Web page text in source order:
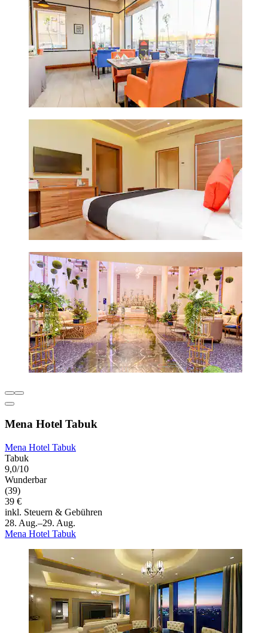
Mena Hotel Tabuk
Mena Hotel Tabuk
Tabuk
9,0/10
Wunderbar
(39)
39 €
inkl. Steuern & Gebühren
28. Aug.–29. Aug.
Mena Hotel Tabuk